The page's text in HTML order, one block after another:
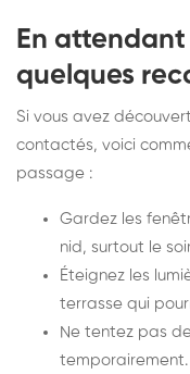
En
quelques
Si vous avez
contactés, voici
passage :
Gardez les
nid, surtout le
Éteignez les
terrasse qui
Ne tentez pas
temporairement.